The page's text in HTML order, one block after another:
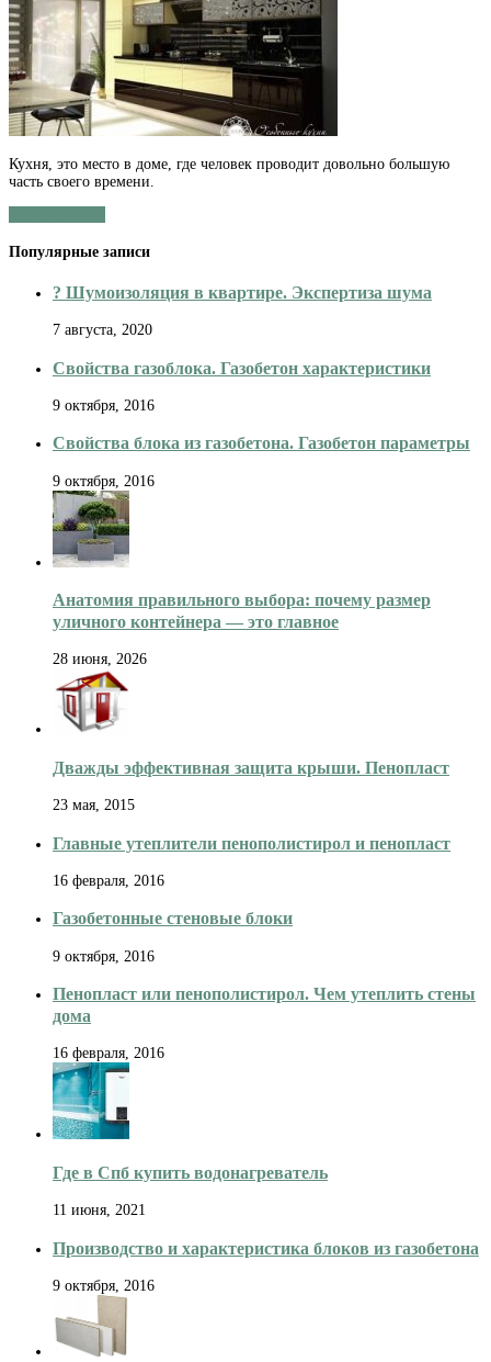
что
советуют
обращать
внимание
дизайнеры
компания
«ЮЛИС»
Кухня, это место в доме, где человек проводит довольно большую
часть своего времени.
Популярные записи
? Шумоизоляция в квартире. Экспертиза шума
7 августа, 2020
Свойства газоблока. Газобетон характеристики
9 октября, 2016
Свойства блока из газобетона. Газобетон параметры
9 октября, 2016
Анатомия правильного выбора: почему размер
уличного контейнера — это главное
28 июня, 2026
Дважды эффективная защита крыши. Пенопласт
23 мая, 2015
Главные утеплители пенополистирол и пенопласт
16 февраля, 2016
Газобетонные стеновые блоки
9 октября, 2016
Пенопласт или пенополистирол. Чем утеплить стены
дома
16 февраля, 2016
Где в Спб купить водонагреватель
11 июня, 2021
Производство и характеристика блоков из газобетона
9 октября, 2016